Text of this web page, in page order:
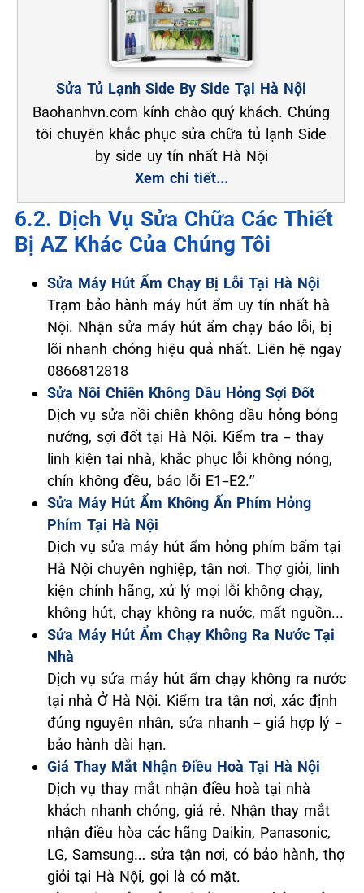
Sửa Tủ Lạnh Side By Side Tại Hà Nội
Baohanhvn.com kính chào quý khách. Chúng
tôi chuyên khắc phục sửa chữa tủ lạnh Side
by side uy tín nhất Hà Nội
Xem chi tiết...
6.2. Dịch Vụ Sửa Chữa Các Thiết
Bị AZ Khác Của Chúng Tôi
Sửa Máy Hút Ẩm Chạy Bị Lỗi Tại Hà Nội
Trạm bảo hành máy hút ẩm uy tín nhất hà
Nội. Nhận sửa máy hút ẩm chạy báo lỗi, bị
lõi nhanh chóng hiệu quả nhất. Liên hệ ngay
0866812818
Sửa Nồi Chiên Không Dầu Hỏng Sợi Đốt
Dịch vụ sửa nồi chiên không dầu hỏng bóng
nướng, sợi đốt tại Hà Nội. Kiểm tra – thay
linh kiện tại nhà, khắc phục lỗi không nóng,
chín không đều, báo lỗi E1–E2.”
Sửa Máy Hút Ẩm Không Ấn Phím Hỏng
Phím Tại Hà Nội
Dịch vụ sửa máy hút ẩm hỏng phím bấm tại
Hà Nội chuyên nghiệp, tận nơi. Thợ giỏi, linh
kiện chính hãng, xử lý mọi lỗi không chạy,
không hút, chạy không ra nước, mất nguồn...
Sửa Máy Hút Ẩm Chạy Không Ra Nước Tại
Nhà
Dịch vụ sửa máy hút ẩm chạy không ra nước
tại nhà Ở Hà Nội. Kiểm tra tận nơi, xác định
đúng nguyên nhân, sửa nhanh – giá hợp lý –
bảo hành dài hạn.
Giá Thay Mắt Nhận Điều Hoà Tại Hà Nội
Dịch vụ thay mắt nhận điều hoà tại nhà
khách nhanh chóng, giá rẻ. Nhận thay mắt
nhận điều hòa các hãng Daikin, Panasonic,
LG, Samsung… sửa tận nơi, có bảo hành, thợ
giỏi tại Hà Nội, gọi là có mặt.